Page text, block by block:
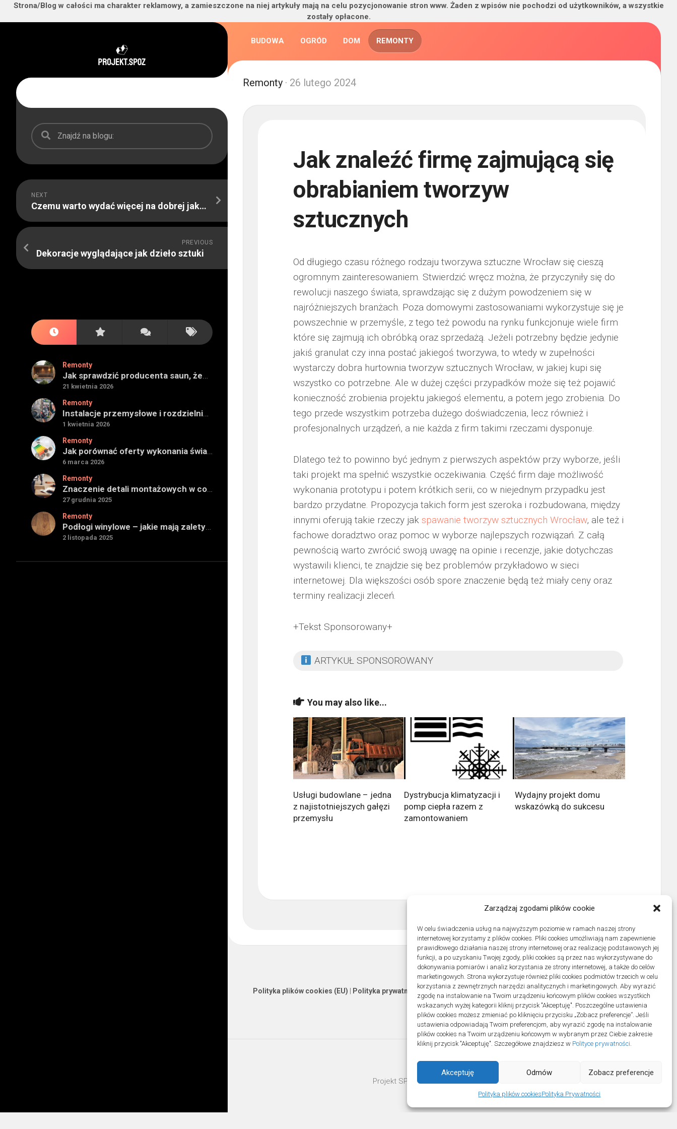
Zarządzaj zgodami plików cookie
W celu świadczenia usług na najwyższym poziomie w ramach naszej strony
internetowej korzystamy z plików cookies. Pliki cookies umożliwiają nam zapewnienie
prawidłowego działania naszej strony internetowej oraz realizację podstawowych jej
funkcji, a po uzyskaniu Twojej zgody, pliki cookies są przez nas wykorzystywane do
dokonywania pomiarów i analiz korzystania ze strony internetowej, a także do celów
marketingowych. Strona wykorzystuje również pliki cookies podmiotów trzecich w celu
korzystania z zewnętrznych narzędzi analitycznych i marketingowych. Aby wyrazić
zgodę na instalowanie na Twoim urządzeniu końcowym plików cookies wszystkich
wskazanych wyżej kategorii kliknij przycisk "Akceptuję". Poszczególne ustawienia
plików cookies możesz zmieniać po kliknięciu przycisku „Zobacz preferencje”. Jeśli
ustawienia odpowiadają Twoim preferencjom, aby wyrazić zgodę na instalowanie
plików cookies na Twoim urządzeniu końcowym w wybranym przez Ciebie zakresie
kliknij przycisk "Akceptuję". Szczegółowe znajdziesz w Polityce prywatności.
Akceptuję Odmów Zobacz preferencje
Polityka plików cookiesPolityka Prywatności
Strona/Blog w całości ma charakter reklamowy, a zamieszczone na niej artykuły mają na celu pozycjonowanie stron www. Żaden z wpisów nie pochodzi od użytkowników, a wszystkie
zostały opłacone.
NEXT
Czemu warto wydać więcej na dobrej jakości narzędzia
PREVIOUS
Dekoracje wyglądające jak dzieło sztuki
Remonty
Jak sprawdzić producenta saun, żeby projekt miał sens na lata
21 kwietnia 2026
Remonty
Instalacje przemysłowe i rozdzielnie — jak ocenić wykonawcę do obiektu technicznego
1 kwietnia 2026
Remonty
Jak porównać oferty wykonania świadectwa energetycznego bez wpadek
6 marca 2026
Remonty
Znaczenie detali montażowych w codziennej pracy technicznej
27 grudnia 2025
Remonty
Podłogi winylowe – jakie mają zalety w porównaniu z drewnianymi
2 listopada 2025
BUDOWA OGRÓD DOM REMONTY
Remonty · 26 lutego 2024
Jak znaleźć firmę zajmującą się
obrabianiem tworzyw
sztucznych
Od długiego czasu różnego rodzaju tworzywa sztuczne Wrocław się cieszą
ogromnym zainteresowaniem. Stwierdzić wręcz można, że przyczyniły się do
rewolucji naszego świata, sprawdzając się z dużym powodzeniem się w
najróżniejszych branżach. Poza domowymi zastosowaniami wykorzystuje się je
powszechnie w przemyśle, z tego też powodu na rynku funkcjonuje wiele firm
które się zajmują ich obróbką oraz sprzedażą. Jeżeli potrzebny będzie jedynie
jakiś granulat czy inna postać jakiegoś tworzywa, to wtedy w zupełności
wystarczy dobra hurtownia tworzyw sztucznych Wrocław, w jakiej kupi się
wszystko co potrzebne. Ale w dużej części przypadków może się też pojawić
konieczność zrobienia projektu jakiegoś elementu, a potem jego zrobienia. Do
tego przede wszystkim potrzeba dużego doświadczenia, lecz również i
profesjonalnych urządzeń, a nie każda z firm takimi rzeczami dysponuje.
Dlatego też to powinno być jednym z pierwszych aspektów przy wyborze, jeśli
taki projekt ma spełnić wszystkie oczekiwania. Część firm daje możliwość
wykonania prototypu i potem krótkich serii, co w niejednym przypadku jest
bardzo przydatne. Propozycja takich form jest szeroka i rozbudowana, między
innymi oferują takie rzeczy jak spawanie tworzyw sztucznych Wrocław, ale też i
fachowe doradztwo oraz pomoc w wyborze najlepszych rozwiązań. Z całą
pewnością warto zwrócić swoją uwagę na opinie i recenzje, jakie dotychczas
wystawili klienci, te znajdzie się bez problemów przykładowo w sieci
internetowej. Dla większości osób spore znaczenie będą też miały ceny oraz
terminy realizacji zleceń.
+Tekst Sponsorowany+
ARTYKUŁ SPONSOROWANY
You may also like...
Usługi budowlane – jedna
z najistotniejszych gałęzi
przemysłu
Dystrybucja klimatyzacji i
pomp ciepła razem z
zamontowaniem
Wydajny projekt domu
wskazówką do sukcesu
Polityka plików cookies (EU) Polityka prywatności
Projekt SPOZ © 2026. All Rights Reserved.